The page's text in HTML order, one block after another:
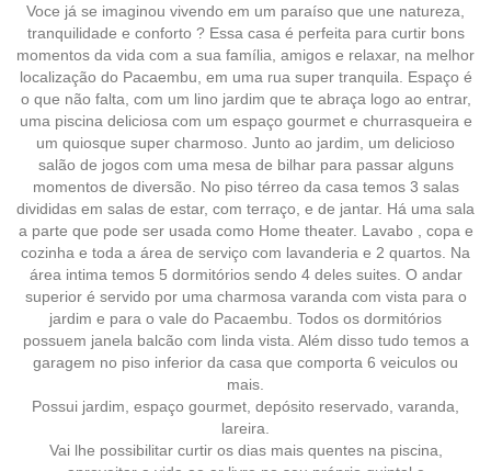
Voce já se imaginou vivendo em um paraíso que une natureza,
tranquilidade e conforto ? Essa casa é perfeita para curtir bons
momentos da vida com a sua família, amigos e relaxar, na melhor
localização do Pacaembu, em uma rua super tranquila. Espaço é
o que não falta, com um lino jardim que te abraça logo ao entrar,
uma piscina deliciosa com um espaço gourmet e churrasqueira e
um quiosque super charmoso. Junto ao jardim, um delicioso
salão de jogos com uma mesa de bilhar para passar alguns
momentos de diversão. No piso térreo da casa temos 3 salas
divididas em salas de estar, com terraço, e de jantar. Há uma sala
a parte que pode ser usada como Home theater. Lavabo , copa e
cozinha e toda a área de serviço com lavanderia e 2 quartos. Na
área intima temos 5 dormitórios sendo 4 deles suites. O andar
superior é servido por uma charmosa varanda com vista para o
jardim e para o vale do Pacaembu. Todos os dormitórios
possuem janela balcão com linda vista. Além disso tudo temos a
garagem no piso inferior da casa que comporta 6 veiculos ou
mais.
Possui jardim, espaço gourmet, depósito reservado, varanda,
lareira.
Vai lhe possibilitar curtir os dias mais quentes na piscina,